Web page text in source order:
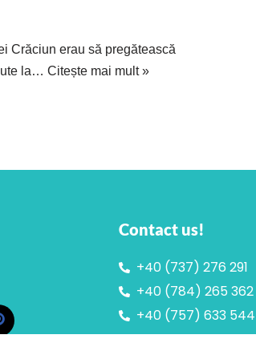
Crăciun erau să pregătească
la… Citește mai mult »
Contact us!
+40 (737) 276 291
+40 (784) 265 362
+40 (757) 633 544